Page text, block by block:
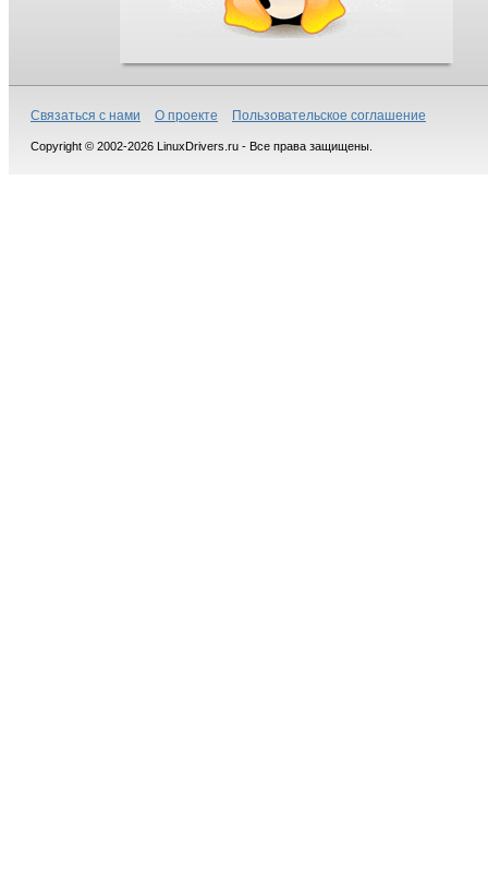
Связаться с нами О проекте Пользовательское соглашение
Copyright © 2002-2026 LinuxDrivers.ru - Все права защищены.